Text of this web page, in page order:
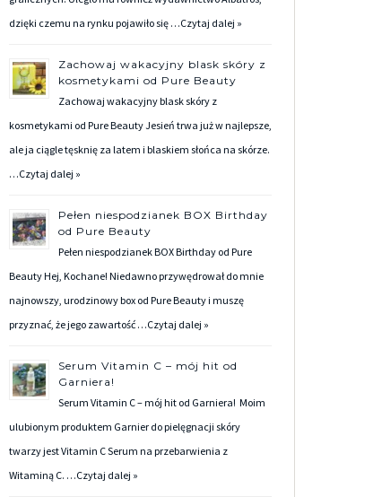
dzięki czemu na rynku pojawiło się …Czytaj dalej »
Zachowaj wakacyjny blask skóry z
kosmetykami od Pure Beauty
Zachowaj wakacyjny blask skóry z
kosmetykami od Pure Beauty Jesień trwa już w najlepsze,
ale ja ciągle tęsknię za latem i blaskiem słońca na skórze.
…Czytaj dalej »
Pełen niespodzianek BOX Birthday
od Pure Beauty
Pełen niespodzianek BOX Birthday od Pure
Beauty Hej, Kochane! Niedawno przywędrował do mnie
najnowszy, urodzinowy box od Pure Beauty i muszę
przyznać, że jego zawartość …Czytaj dalej »
Serum Vitamin C – mój hit od
Garniera!
Serum Vitamin C – mój hit od Garniera! Moim
ulubionym produktem Garnier do pielęgnacji skóry
twarzy jest Vitamin C Serum na przebarwienia z
Witaminą C. …Czytaj dalej »